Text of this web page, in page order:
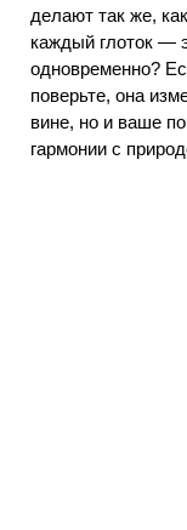
делают так же,
каждый глоток —
одновременно?
поверьте, она
вине, но и ваше
гармонии с